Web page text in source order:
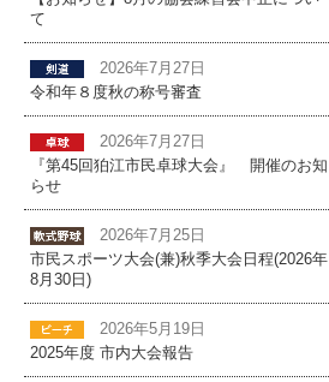
て
2026年7月27日
令和年８度秋の称号審査
2026年7月27日
『第45回狛江市民卓球大会』 開催のお知
らせ
2026年7月25日
市民スポーツ大会(兼)秋季大会日程(2026年
8月30日)
2026年5月19日
2025年度 市内大会報告